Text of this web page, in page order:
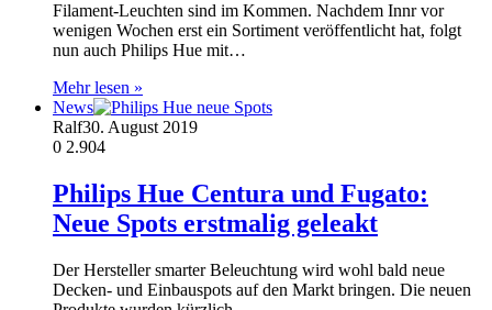
Filament-Leuchten sind im Kommen. Nachdem Innr vor
wenigen Wochen erst ein Sortiment veröffentlicht hat, folgt
nun auch Philips Hue mit…
Mehr lesen »
News
Ralf30. August 2019
0 2.904
Philips Hue Centura und Fugato:
Neue Spots erstmalig geleakt
Der Hersteller smarter Beleuchtung wird wohl bald neue
Decken- und Einbauspots auf den Markt bringen. Die neuen